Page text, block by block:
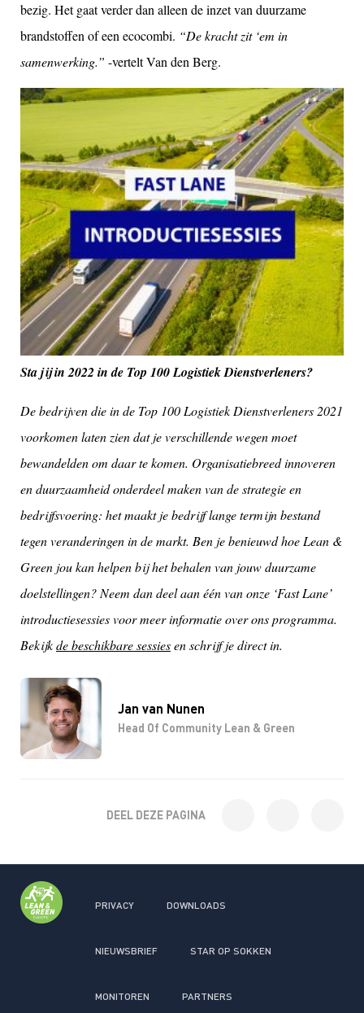
Jan van Nunen
Head Of Community Lean & Green
bezig. Het gaat verder dan alleen de inzet van duurzame
brandstoffen of een ecocombi. “De kracht zit ‘em in
samenwerking.” -vertelt Van den Berg.
Sta jij in 2022 in de Top 100 Logistiek Dienstverleners?
De bedrijven die in de Top 100 Logistiek Dienstverleners 2021
voorkomen laten zien dat je verschillende wegen moet
bewandelden om daar te komen. Organisatiebreed innoveren
en duurzaamheid onderdeel maken van de strategie en
bedrijfsvoering: het maakt je bedrijf lange termijn bestand
tegen veranderingen in de markt. Ben je benieuwd hoe Lean &
Green jou kan helpen bij het behalen van jouw duurzame
doelstellingen? Neem dan deel aan één van onze ‘Fast Lane’
introductiesessies voor meer informatie over ons programma.
Bekijkde beschikbare sessiesen schrijf je direct in.
DEEL DEZE PAGINA
PRIVACY DOWNLOADS
NIEUWSBRIEF STAR OP SOKKEN
MONITOREN PARTNERS